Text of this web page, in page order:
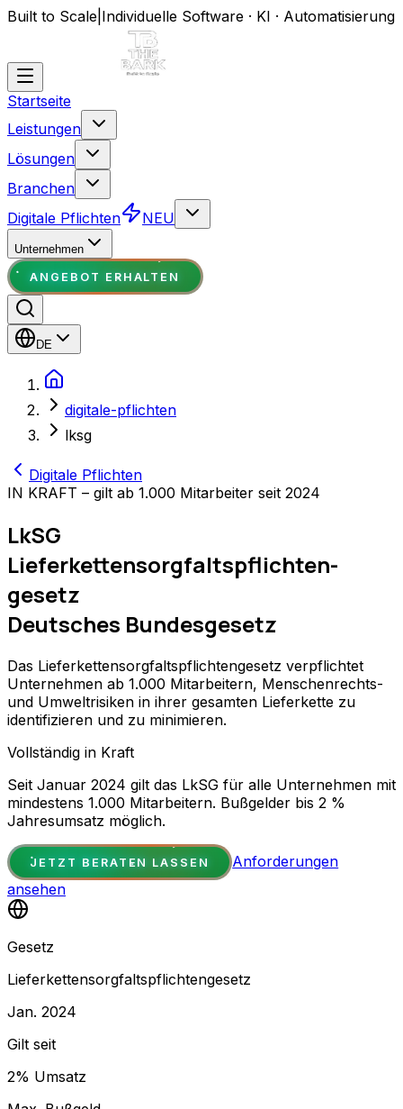
Built to Scale Individuelle Software · KI · Automatisierung
Startseite
Leistungen
Lösungen
Branchen
Digitale Pflichten
NEU
Unternehmen
ANGEBOT ERHALTEN
DE
digitale-pflichten
lksg
Digitale Pflichten
IN KRAFT – gilt ab 1.000 Mitarbeiter seit 2024
LkSG
Lieferketten­sorgfaltspflichten­
gesetz
Deutsches Bundesgesetz
Das Lieferkettensorgfaltspflichtengesetz verpflichtet
Unternehmen ab 1.000 Mitarbeitern, Menschenrechts-
und Umweltrisiken in ihrer gesamten Lieferkette zu
identifizieren und zu minimieren.
Vollständig in Kraft
Seit Januar 2024 gilt das LkSG für alle Unternehmen mit
mindestens 1.000 Mitarbeitern. Bußgelder bis 2 %
Jahresumsatz möglich.
JETZT BERATEN LASSEN
Anforderungen
ansehen
Gesetz
Lieferkettensorgfaltspflichtengesetz
Jan. 2024
Gilt seit
2% Umsatz